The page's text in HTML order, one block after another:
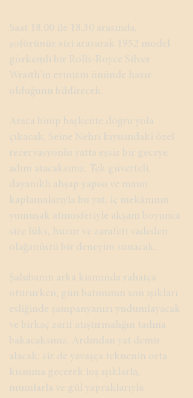
Saat 18.00 ile 18.30 arasında,
şoförünüz sizi arayarak 1952 model
görkemli bir Rolls-Royce Silver
Wraith’in evinizin önünde hazır
olduğunu bildirecek.
Araca binip başkente doğru yola
çıkacak, Seine Nehri kıyısındaki özel
rezervasyonlu yatta eşsiz bir geceye
adım atacaksınız. Tek güverteli,
dayanıklı ahşap yapısı ve maun
kaplamalarıyla bu yat, iç mekânının
yumuşak atmosferiyle akşam boyunca
size lüks, huzur ve zarafeti vadeden
olağanüstü bir deneyim sunacak.
Şalubanın arka kısmında rahatça
otururken, gün batımının son ışıkları
eşliğinde şampanyanızı yudumlayacak
ve birkaç zarif atıştırmalığın tadına
bakacaksınız. Ardından yat demir
alacak; siz de yavaşça teknenin orta
kısmına geçerek loş ışıklarla,
mumlarla ve gül yapraklarıyla